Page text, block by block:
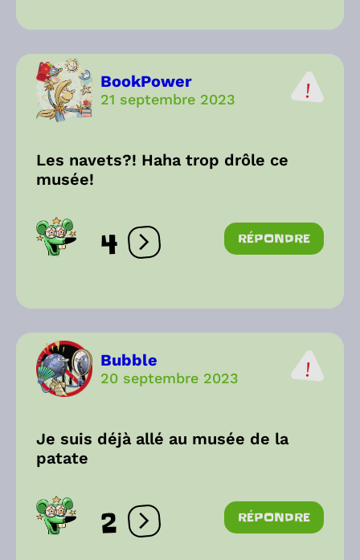
BookPower
21 septembre 2023
Les navets?! Haha trop drôle ce
musée!
4 Ouvrir les réactions
RÉPONDRE
Bubble
20 septembre 2023
Je suis déjà allé au musée de la
patate
2 Ouvrir les réactions
RÉPONDRE